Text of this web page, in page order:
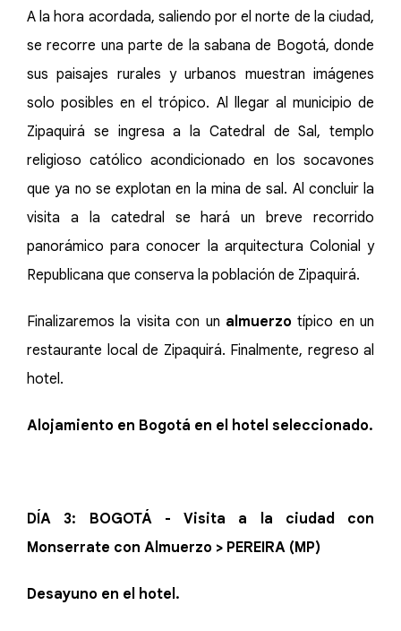
A la hora acordada, saliendo por el norte de la ciudad,
se recorre una parte de la sabana de Bogotá, donde
sus paisajes rurales y urbanos muestran imágenes
solo posibles en el trópico. Al llegar al municipio de
Zipaquirá se ingresa a la Catedral de Sal, templo
religioso católico acondicionado en los socavones
que ya no se explotan en la mina de sal. Al concluir la
visita a la catedral se hará un breve recorrido
panorámico para conocer la arquitectura Colonial y
Republicana que conserva la población de Zipaquirá.
Finalizaremos la visita con un almuerzotípico en un
restaurante local de Zipaquirá. Finalmente, regreso al
hotel.
Alojamiento en Bogotá en el hotel seleccionado.
DÍA 3: BOGOTÁ - Visita a la ciudad con
Monserrate con Almuerzo > PEREIRA (MP)
Desayuno en el hotel.